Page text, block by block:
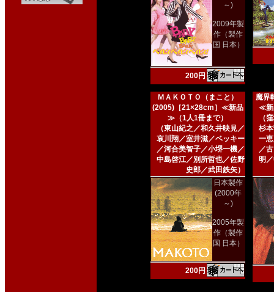
～)
2009年製
作（製作
国 日本）
200円
ＭＡＫＯＴＯ（まこと）
(2005)［21×28cm］≪新品
≫（1人1冊まで）
（東山紀之／和久井映見／
哀川翔／室井滋／ベッキー
／河合美智子／小堺一機／
中島啓江／別所哲也／佐野
史郎／武田鉄矢）
日本製作
(2000年
～)
2005年製
作（製作
国 日本）
200円
魔界
≪新
（
杉
一
／
明